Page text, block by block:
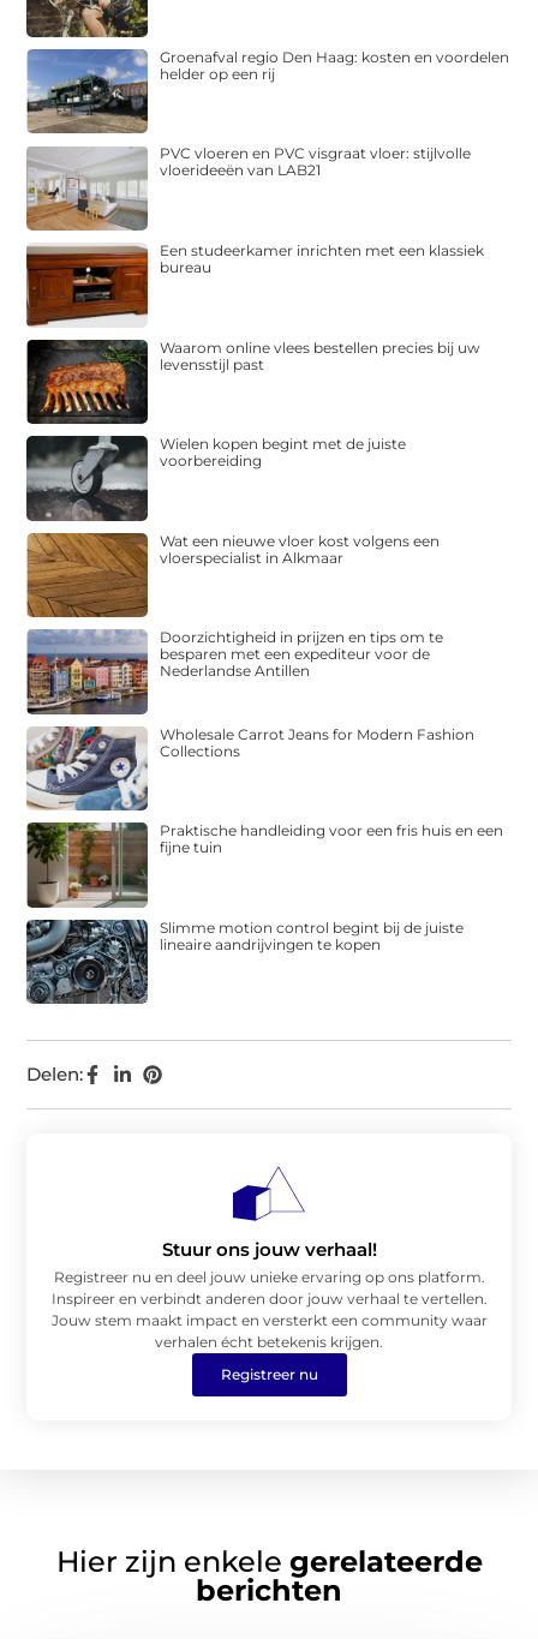
Delen:
Groenafval regio Den Haag: kosten en voordelen
helder op een rij
PVC vloeren en PVC visgraat vloer: stijlvolle
vloerideeën van LAB21
Een studeerkamer inrichten met een klassiek
bureau
Waarom online vlees bestellen precies bij uw
levensstijl past
Wielen kopen begint met de juiste
voorbereiding
Wat een nieuwe vloer kost volgens een
vloerspecialist in Alkmaar
Doorzichtigheid in prijzen en tips om te
besparen met een expediteur voor de
Nederlandse Antillen
Wholesale Carrot Jeans for Modern Fashion
Collections
Praktische handleiding voor een fris huis en een
fijne tuin
Slimme motion control begint bij de juiste
lineaire aandrijvingen te kopen
Stuur ons jouw verhaal!
Registreer nu en deel jouw unieke ervaring op ons platform.
Inspireer en verbindt anderen door jouw verhaal te vertellen.
Jouw stem maakt impact en versterkt een community waar
verhalen écht betekenis krijgen.
Registreer nu
Hier zijn enkele gerelateerde
berichten